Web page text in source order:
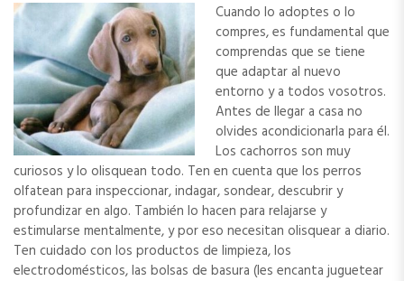
Cuando lo adoptes o lo
compres, es fundamental que
comprendas que se tiene
que adaptar al nuevo
entorno y a todos vosotros.
Antes de llegar a casa no
olvides acondicionarla para él.
Los cachorros son muy
curiosos y lo olisquean todo. Ten en cuenta que los perros
olfatean para inspeccionar, indagar, sondear, descubrir y
profundizar en algo. También lo hacen para relajarse y
estimularse mentalmente, y por eso necesitan olisquear a diario.
Ten cuidado con los productos de limpieza, los
electrodomésticos, las bolsas de basura (les encanta juguetear